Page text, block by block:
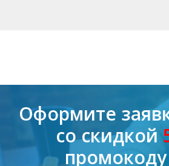
Оформите
со скидкой
промокоду